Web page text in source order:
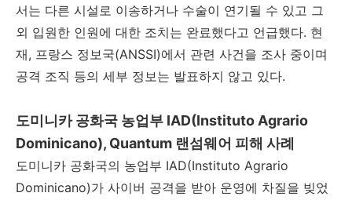
서는 다른 시설로 이송하거나 수술이 연기될 수 있고 그
외 입원한 인원에 대한 조치는 완료했다고 언급했다. 현
재, 프랑스 정보국(ANSSI)에서 관련 사건을 조사 중이며
공격 조직 등의 세부 정보는 발표하지 않고 있다.
도미니카 공화국 농업부 IAD(Instituto Agrario
Dominicano), Quantum 랜섬웨어 피해 사례
도미니카 공화국의 농업부 IAD(Instituto Agrario
Dominicano)가 사이버 공격을 받아 운영에 차질을 빚었